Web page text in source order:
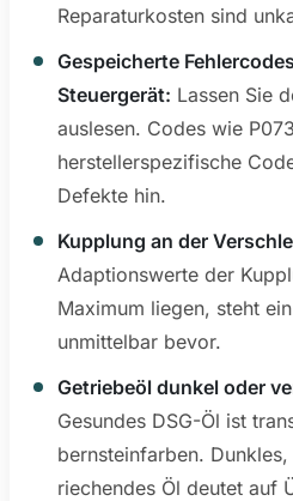
Reparaturkosten sind
Gespeicherte
Steuergerät: Lassen Sie
auslesen. Codes wie
herstellerspezifische
Defekte hin.
Kupplung an der
Adaptionswerte der
Maximum liegen, steht
unmittelbar bevor.
Getriebeöl dunkel oder
Gesundes DSG-Öl ist
bernsteinfarben.
riechendes Öl deutet auf